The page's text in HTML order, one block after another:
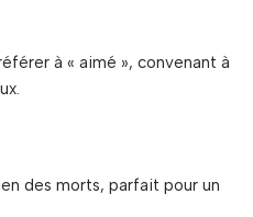
à « aimé », convenant à
des morts, parfait pour un